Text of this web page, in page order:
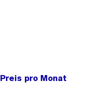
Preis pro Monat